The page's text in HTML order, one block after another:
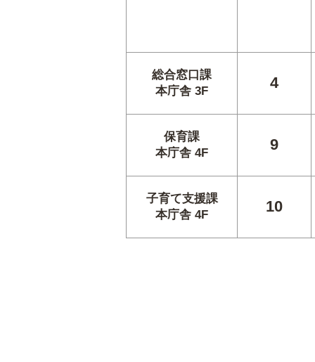
総合窓口課
本庁舎 3F
4
保育課
本庁舎 4F
9
子育て支援課
本庁舎 4F
10